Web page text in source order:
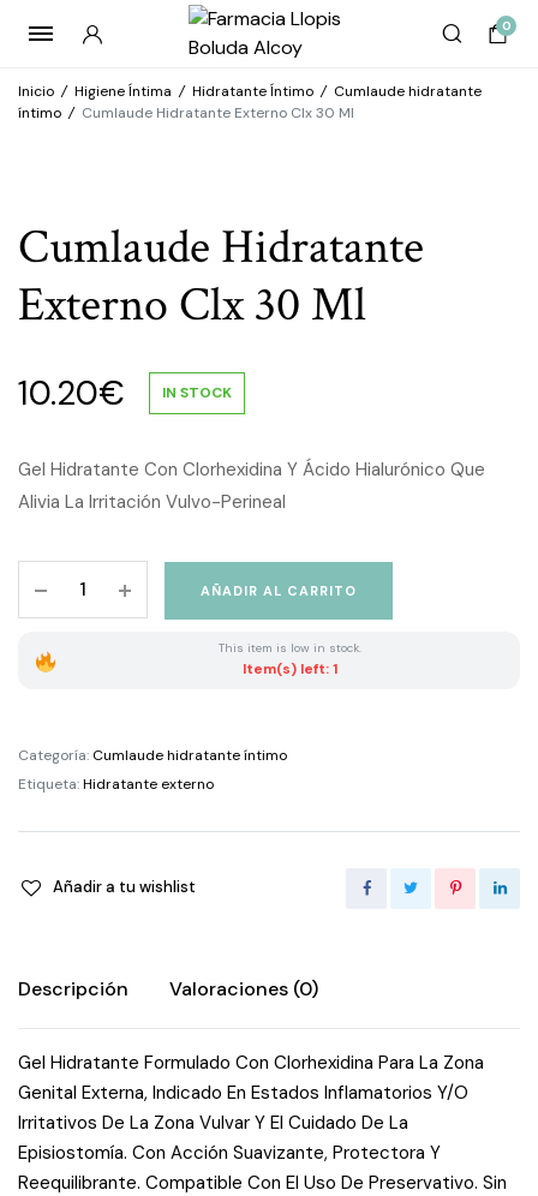
0
Inicio / Higiene Íntima / Hidratante Íntimo / Cumlaude hidratante
íntimo / Cumlaude Hidratante Externo Clx 30 Ml
Cumlaude Hidratante
Externo Clx 30 Ml
10.20€ IN STOCK
Gel Hidratante Con Clorhexidina Y Ácido Hialurónico Que
Alivia La Irritación Vulvo-Perineal
Hidratante
quantity
AÑADIR AL CARRITO
This item is low in stock.
Item(s) left: 1
Categoría: Cumlaude hidratante íntimo
Etiqueta:Hidratante externo
Añadir a tu wishlist
Descripción Valoraciones (0)
Gel Hidratante Formulado Con Clorhexidina Para La Zona
Genital Externa, Indicado En Estados Inflamatorios Y/O
Irritativos De La Zona Vulvar Y El Cuidado De La
Episiostomía. Con Acción Suavizante, Protectora Y
Reequilibrante. Compatible Con El Uso De Preservativo. Sin